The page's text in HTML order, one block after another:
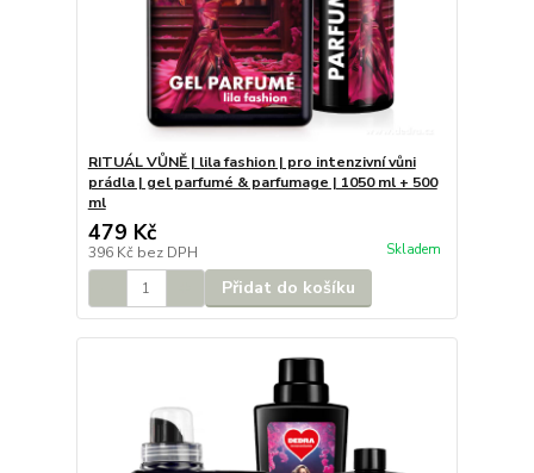
RITUÁL VŮNĚ | lila fashion | pro intenzivní vůni
prádla | gel parfumé & parfumage | 1050 ml + 500
ml
479 Kč
396 Kč bez DPH Skladem
Přidat do košíku